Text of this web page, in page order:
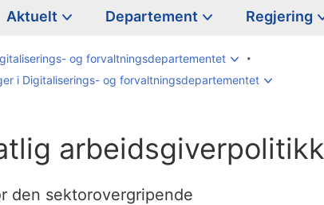
Aktuelt Departement Regjering
og forvaltningsdepartementet
i Digitaliserings- og forvaltningsdepartementet
arbeidsgiverpolitikk
den sektorovergripende